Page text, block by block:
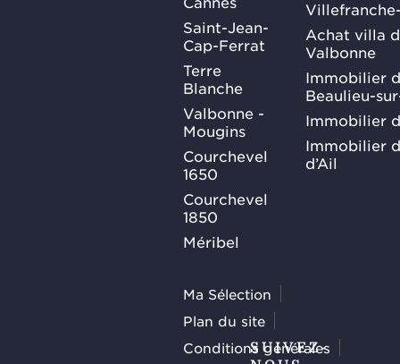
Saint-Jean-
Cap-Ferrat
Terre
Blanche
Valbonne -
Mougins
Courchevel
1650
Courchevel
1850
Méribel
Achat villa
Valbonne
Immobilier
Beaulieu-
Immobilier
Immobilier
d’Ail
Ma Sélection
Plan du site
Conditions générales
SUIVEZ-